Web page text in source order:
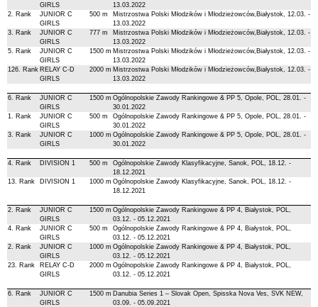
GIRLS
13.03.2022
2. Rank
JUNIOR C
GIRLS
500 m
Mistrzostwa Polski Młodzików i Młodzieżowców,Białystok, 12.03. -
13.03.2022
3. Rank
JUNIOR C
GIRLS
777 m
Mistrzostwa Polski Młodzików i Młodzieżowców,Białystok, 12.03. -
13.03.2022
5. Rank
JUNIOR C
GIRLS
1500 m Mistrzostwa Polski Młodzików i Młodzieżowców,Białystok, 12.03. -
13.03.2022
126. Rank RELAY C-D
GIRLS
2000 m Mistrzostwa Polski Młodzików i Młodzieżowców,Białystok, 12.03. -
13.03.2022
6. Rank
JUNIOR C
GIRLS
1500 m Ogólnopolskie Zawody Rankingowe & PP 5, Opole, POL, 28.01. -
30.01.2022
1. Rank
JUNIOR C
GIRLS
500 m
Ogólnopolskie Zawody Rankingowe & PP 5, Opole, POL, 28.01. -
30.01.2022
3. Rank
JUNIOR C
GIRLS
1000 m Ogólnopolskie Zawody Rankingowe & PP 5, Opole, POL, 28.01. -
30.01.2022
4. Rank DIVISION 1 500 m
Ogólnopolskie Zawody Klasyfikacyjne, Sanok, POL, 18.12. -
18.12.2021
13. Rank
DIVISION 1 1000 m Ogólnopolskie Zawody Klasyfikacyjne, Sanok, POL, 18.12. -
18.12.2021
2. Rank
JUNIOR C
GIRLS
1500 m Ogólnopolskie Zawody Rankingowe & PP 4, Białystok, POL,
03.12. - 05.12.2021
4. Rank
JUNIOR C
GIRLS
500 m
Ogólnopolskie Zawody Rankingowe & PP 4, Białystok, POL,
03.12. - 05.12.2021
2. Rank
JUNIOR C
GIRLS
1000 m Ogólnopolskie Zawody Rankingowe & PP 4, Białystok, POL,
03.12. - 05.12.2021
23. Rank
RELAY C-D
GIRLS
2000 m Ogólnopolskie Zawody Rankingowe & PP 4, Białystok, POL,
03.12. - 05.12.2021
6. Rank
JUNIOR C
GIRLS
1500 m Danubia Series 1 – Slovak Open, Spisska Nova Ves, SVK NEW,
03.09. - 05.09.2021